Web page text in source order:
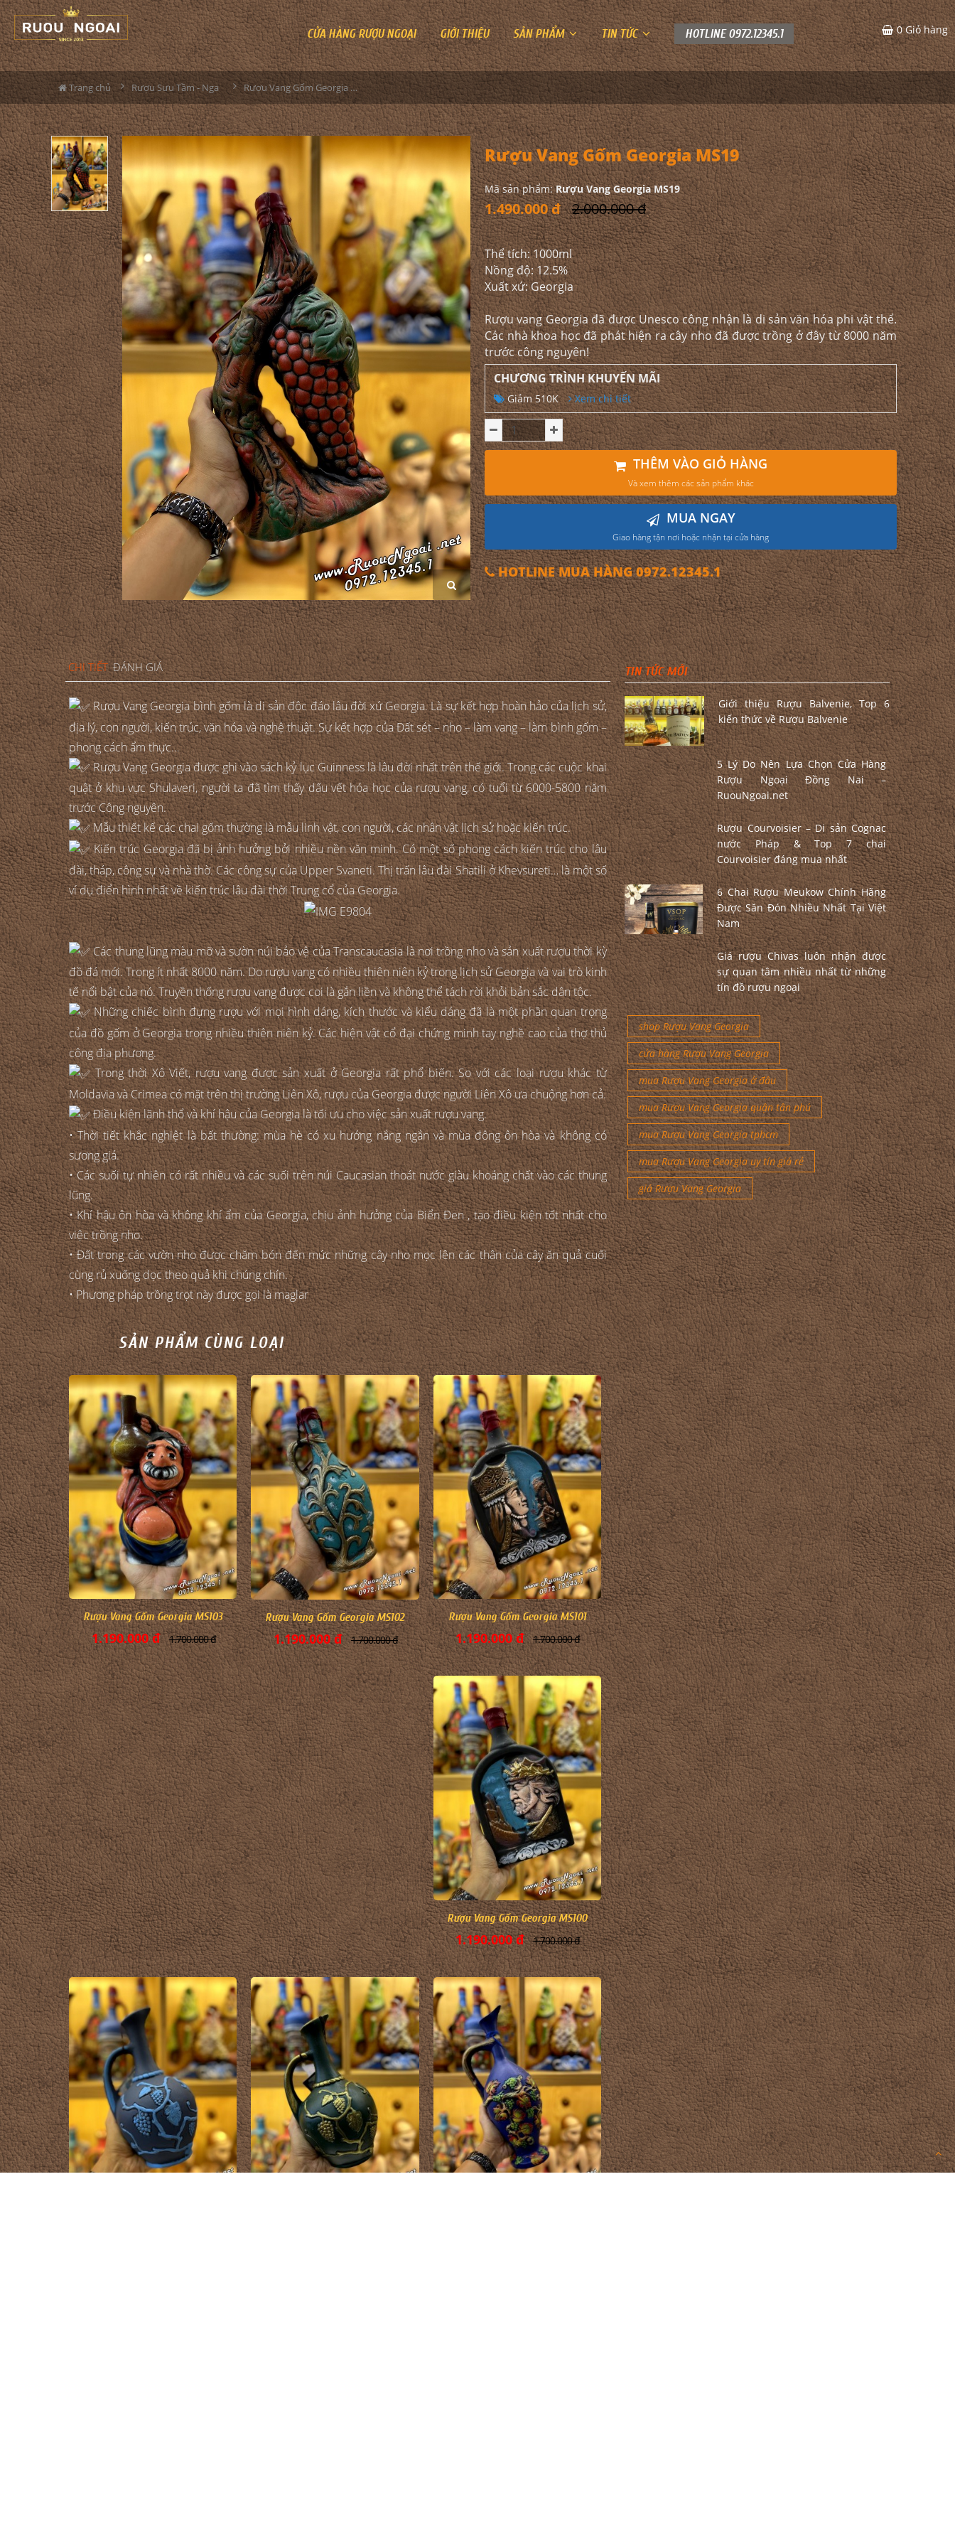
CỬA HÀNG RƯỢU NGOẠI GIỚI THIỆU SẢN PHẨM TIN TỨC HOTLINE 0972.12345.1 0 Giỏ hàng
Trang chủ Rượu Sưu Tầm - Nga Rượu Vang Gốm Georgia MS19
Rượu Vang Gốm Georgia MS19
Mã sản phẩm:Rượu Vang Georgia MS19
1.490.000 đ 2.000.000 đ
Thể tích: 1000ml
Nồng độ: 12.5%
Xuất xứ: Georgia
Rượu vang Georgia đã được Unesco công nhận là di sản văn hóa phi vật thể.
Các nhà khoa học đã phát hiện ra cây nho đã được trồng ở đây từ 8000 năm
trước công nguyên!
CHƯƠNG TRÌNH KHUYẾN MÃI
Giảm 510K Xem chi tiết
THÊM VÀO GIỎ HÀNG
Và xem thêm các sản phẩm khác
MUA NGAY
Giao hàng tận nơi hoặc nhận tại cửa hàng
HOTLINE MUA HÀNG 0972.12345.1
CHI TIẾT ĐÁNH GIÁ
Rượu Vang Georgia bình gốm là di sản độc đáo lâu đời xứ Georgia. Là sự kết hợp hoàn hảo của lịch sử,
địa lý, con người, kiến trúc, văn hóa và nghệ thuật. Sự kết hợp của Đất sét – nho – làm vang – làm bình gốm –
phong cách ẩm thực…
Rượu Vang Georgia được ghi vào sách kỷ lục Guinness là lâu đời nhất trên thế giới. Trong các cuộc khai
quật ở khu vực Shulaveri, người ta đã tìm thấy dấu vết hóa học của rượu vang, có tuổi từ 6000-5800 năm
trước Công nguyên.
Mẫu thiết kế các chai gốm thường là mẫu linh vật, con người, các nhân vật lịch sử hoặc kiến trúc.
Kiến trúc Georgia đã bị ảnh hưởng bởi nhiều nền văn minh. Có một số phong cách kiến trúc cho lâu
đài, tháp, công sự và nhà thờ. Các công sự của Upper Svaneti. Thị trấn lâu đài Shatili ở Khevsureti… là một số
ví dụ điển hình nhất về kiến trúc lâu đài thời Trung cổ của Georgia.
Các thung lũng màu mỡ và sườn núi bảo vệ của Transcaucasia là nơi trồng nho và sản xuất rượu thời kỳ
đồ đá mới. Trong ít nhất 8000 năm. Do rượu vang có nhiều thiên niên kỷ trong lịch sử Georgia và vai trò kinh
tế nổi bật của nó. Truyền thống rượu vang được coi là gắn liền và không thể tách rời khỏi bản sắc dân tộc.
Những chiếc bình đựng rượu với mọi hình dáng, kích thước và kiểu dáng đã là một phần quan trọng
của đồ gốm ở Georgia trong nhiều thiên niên kỷ. Các hiện vật cổ đại chứng minh tay nghề cao của thợ thủ
công địa phương.
Trong thời Xô Viết, rượu vang được sản xuất ở Georgia rất phổ biến. So với các loại rượu khác từ
Moldavia và Crimea có mặt trên thị trường Liên Xô, rượu của Georgia được người Liên Xô ưa chuộng hơn cả.
Điều kiện lãnh thổ và khí hậu của Georgia là tối ưu cho việc sản xuất rượu vang.
• Thời tiết khắc nghiệt là bất thường: mùa hè có xu hướng nắng ngắn và mùa đông ôn hòa và không có
sương giá.
• Các suối tự nhiên có rất nhiều và các suối trên núi Caucasian thoát nước giàu khoáng chất vào các thung
lũng.
• Khí hậu ôn hòa và không khí ẩm của Georgia, chịu ảnh hưởng của Biển Đen , tạo điều kiện tốt nhất cho
việc trồng nho.
• Đất trong các vườn nho được chăm bón đến mức những cây nho mọc lên các thân của cây ăn quả cuối
cùng rủ xuống dọc theo quả khi chúng chín.
• Phương pháp trồng trọt này được gọi là maglar
SẢN PHẨM CÙNG LOẠI
Rượu Vang Gốm Georgia MS103
1.190.000 đ 1.700.000 đ
Rượu Vang Gốm Georgia MS102
1.190.000 đ 1.700.000 đ
Rượu Vang Gốm Georgia MS101
1.190.000 đ 1.700.000 đ
Rượu Vang Gốm Georgia MS100
1.190.000 đ 1.700.000 đ
TIN TỨC MỚI
Giới thiệu Rượu Balvenie, Top 6
kiến thức về Rượu Balvenie
5 Lý Do Nên Lựa Chọn Cửa Hàng
Rượu Ngoại Đồng Nai –
RuouNgoai.net
Rượu Courvoisier – Di sản Cognac
nước Pháp & Top 7 chai
Courvoisier đáng mua nhất
6 Chai Rượu Meukow Chính Hãng
Được Săn Đón Nhiều Nhất Tại Việt
Nam
Giá rượu Chivas luôn nhận được
sự quan tâm nhiều nhất từ những
tín đồ rượu ngoại
shop Rượu Vang Georgia
cửa hàng Rượu Vang Georgia
mua Rượu Vang Georgia ở đâu
mua Rượu Vang Georgia quận tân phú
mua Rượu Vang Georgia tphcm
mua Rượu Vang Georgia uy tín giá rẻ
giá Rượu Vang Georgia